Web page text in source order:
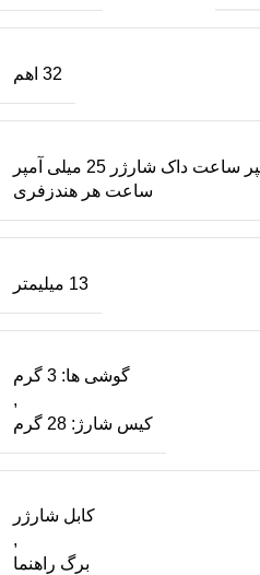
32 اهم
220 میلی آمپر ساعت داک شارژر 25 میلی آمپر
ساعت هر هندزفری
13 میلیمتر
گوشی ها: 3 گرم
,
کیس شارژ: 28 گرم
کابل شارژر
,
برگ راهنما